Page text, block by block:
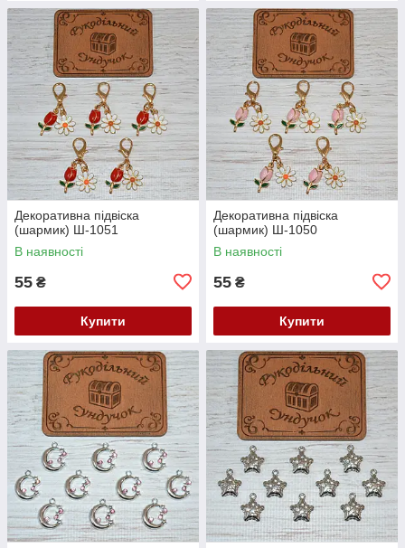
Декоративна підвіска
(шармик) Ш-1051
В наявності
55 ₴
Купити
Декоративна підвіска
(шармик) Ш-1050
В наявності
55 ₴
Купити